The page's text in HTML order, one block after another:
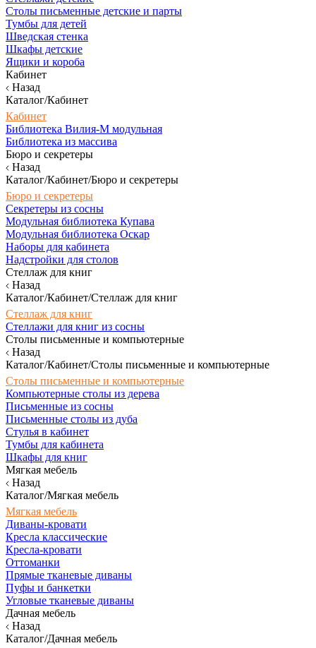
Столы письменные детские и парты
Тумбы для детей
Шведская стенка
Шкафы детские
Ящики и короба
Кабинет
Назад
Каталог/Кабинет
Кабинет
Библиотека Вилия-М модульная
Библиотека из массива
Бюро и секретеры
Назад
Каталог/Кабинет/Бюро и секретеры
Бюро и секретеры
Секретеры из сосны
Модульная библиотека Купава
Модульная библиотека Оскар
Наборы для кабинета
Надстройки для столов
Стеллаж для книг
Назад
Каталог/Кабинет/Стеллаж для книг
Стеллаж для книг
Стеллажи для книг из сосны
Столы письменные и компьютерные
Назад
Каталог/Кабинет/Столы письменные и компьютерные
Столы письменные и компьютерные
Компьютерные столы из дерева
Письменные из сосны
Письменные столы из дуба
Стулья в кабинет
Тумбы для кабинета
Шкафы для книг
Мягкая мебель
Назад
Каталог/Мягкая мебель
Мягкая мебель
Диваны-кровати
Кресла классические
Кресла-кровати
Оттоманки
Прямые тканевые диваны
Пуфы и банкетки
Угловые тканевые диваны
Дачная мебель
Назад
Каталог/Дачная мебель